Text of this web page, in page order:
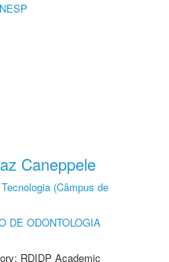
Caneppele
(Câmpus de
DE ODONTOLOGIA
RDIDP Academic